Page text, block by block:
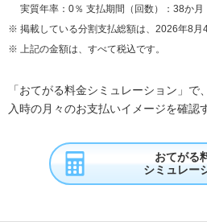
実質年率：0％ 支払期間（回数）：38か月
掲載している分割支払総額は、2026年8月
上記の金額は、すべて税込です。
「おてがる料金シミュレーション」
入時の月々のお支払いイメージを確認
おてがる
シミュレー